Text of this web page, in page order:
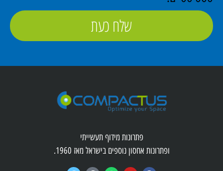
שלח כעת
פתרונות מידוף תעשייתי
ופתרונות אחסון נוספים בישראל מאז 1960.